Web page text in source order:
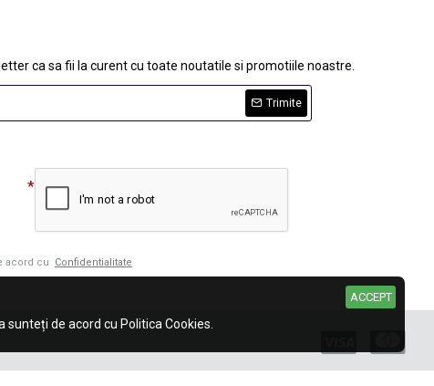
ca sa fii la curent cu toate noutatile si promotiile noastre.
Trimite
acord cu Confidentialitate
ACCEPT
de acord cu Politica Cookies.